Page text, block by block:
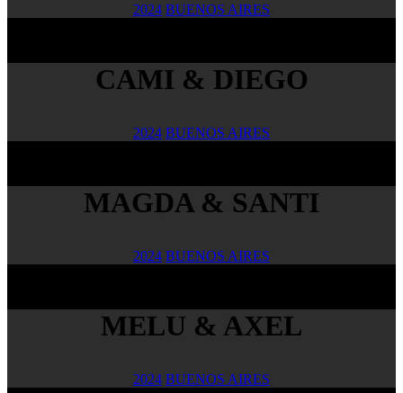
2024 BUENOS AIRES
CAMI & DIEGO
2024 BUENOS AIRES
MAGDA & SANTI
2024 BUENOS AIRES
MELU & AXEL
2024 BUENOS AIRES